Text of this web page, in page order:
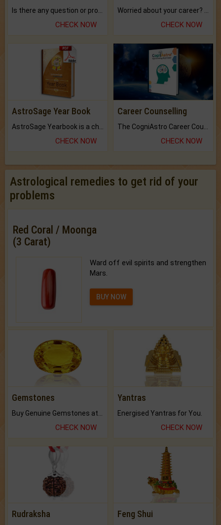
CHECK NOW CHECK NOW
AstroSage Year Book
CHECK NOW
Career Counselling
CHECK NOW
Astrological remedies to get rid of your
problems
Red Coral / Moonga
(3 Carat)
Ward off evil spirits and strengthen
Mars.
BUY NOW
Gemstones
CHECK NOW
Yantras
Energised Yantras for You.
CHECK NOW
Rudraksha Feng Shui